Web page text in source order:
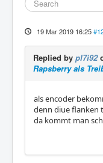
19 Mar 2019 16:25
Replied by pl7i92
Rapsberry als
als encoder
denn diue flanken
da kommt man